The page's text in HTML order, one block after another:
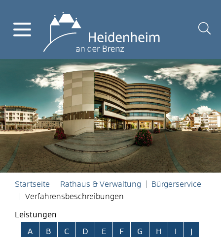
Startseite Rathaus & Verwaltung
Bürgerservice
Verfahrensbeschreibungen
Leistungen
Alphabetisches Register überspringen
A B C D E F G H